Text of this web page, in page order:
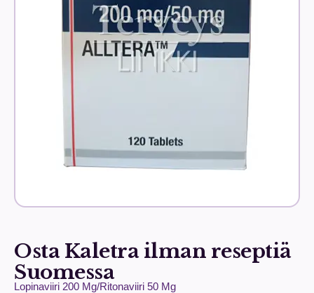
Osta Kaletra ilman reseptiä
Suomessa
Lopinaviiri 200 Mg/Ritonaviiri 50 Mg